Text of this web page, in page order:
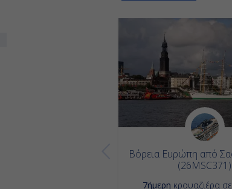
Βόρεια Ευρώπη από
(26MSC371)
7ήμερη κρουαζιέρα